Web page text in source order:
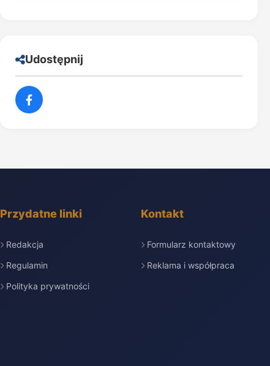
Udostępnij
Przydatne linki
Redakcja
Regulamin
Polityka prywatności
Kontakt
Formularz kontaktowy
Reklama i współpraca